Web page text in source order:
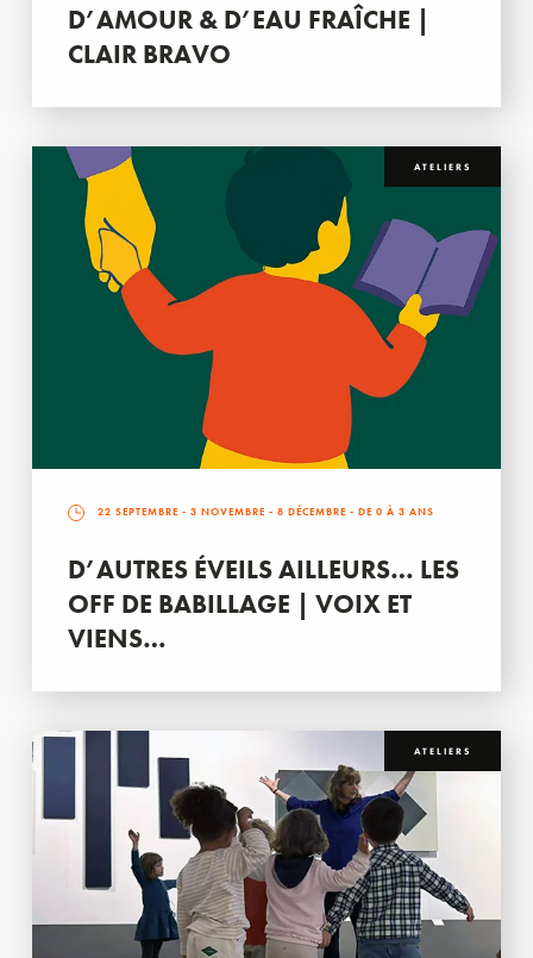
D’AMOUR & D’EAU FRAÎCHE |
CLAIR BRAVO
ATELIERS
22 SEPTEMBRE - 3 NOVEMBRE - 8 DÉCEMBRE - DE 0 À 3 ANS
D’AUTRES ÉVEILS AILLEURS… LES
OFF DE BABILLAGE | VOIX ET
VIENS…
ATELIERS